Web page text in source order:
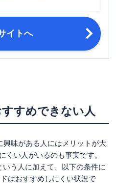
旅行傷害保険
融機関休業日の場合は翌営業日）
お申し込みいただけません）
18歳以上の方
本人さままたは配偶者に定期収入
る方
イトへ
すめできない人
興味がある人にはメリットが大
くい人がいるのも事実です。
う人に加えて、以下の条件に
はおすすめしにくい状況で